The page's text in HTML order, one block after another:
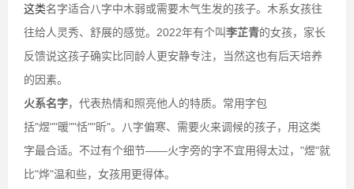
这类名字适合八字中木弱或需要木气生发的孩子。木系女孩往
往给人灵秀、舒展的感觉。2022年有个叫李芷青的女孩，家长
反馈说这孩子确实比同龄人更安静专注，当然这也有后天培养
的因素。
火系名字，代表热情和照亮他人的特质。常用字包
括"煜""暖""恬""昕"。八字偏寒、需要火来调候的孩子，用这类
字最合适。不过有个细节——火字旁的字不宜用得太过，"煜"就
比"烨"温和些，女孩用更得体。